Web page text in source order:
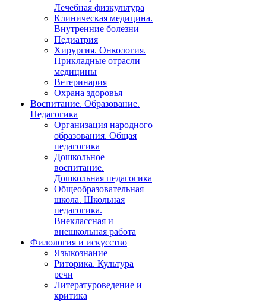
Лечебная физкультура
Клиническая медицина.
Внутренние болезни
Педиатрия
Хирургия. Онкология.
Прикладные отрасли
медицины
Ветеринария
Охрана здоровья
Воспитание. Образование.
Педагогика
Организация народного
образования. Общая
педагогика
Дошкольное
воспитание.
Дошкольная педагогика
Общеобразовательная
школа. Школьная
педагогика.
Внеклассная и
внешкольная работа
Филология и искусство
Языкознание
Риторика. Культура
речи
Литературоведение и
критика